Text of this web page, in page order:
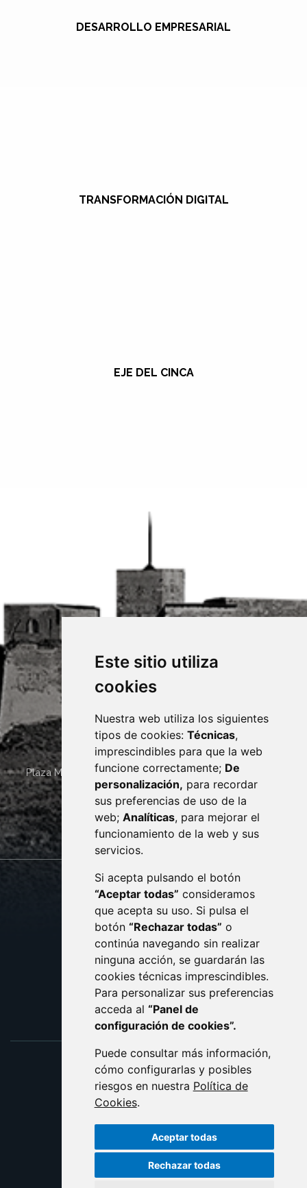
Este sitio utiliza
cookies
Nuestra web utiliza los siguientes
tipos de cookies: Técnicas,
imprescindibles para que la web
funcione correctamente; De
personalización, para recordar
sus preferencias de uso de la
web; Analíticas, para mejorar el
funcionamiento de la web y sus
servicios.
Si acepta pulsando el botón
“Aceptar todas” consideramos
que acepta su uso. Si pulsa el
botón “Rechazar todas” o
continúa navegando sin realizar
ninguna acción, se guardarán las
cookies técnicas imprescindibles.
Para personalizar sus preferencias
acceda al “Panel de
configuración de cookies”.
Puede consultar más información,
cómo configurarlas y posibles
riesgos en nuestra Política de
Cookies.
Aceptar todas
Rechazar todas
DESARROLLO EMPRESARIAL
TRANSFORMACIÓN DIGITAL
EJE DEL CINCA
Plaza Mayor 4 22400 MONZÓN - ARAGÓN (ESPAÑA)
· (34) 974 400 700 ·
sac@monzon.es
monzon.es
CONTACTO
AVISO LEGAL
PROTECCIÓN DE DATOS
POLÍTICA DE COOKIES
ACCESIBILIDAD
ENLACE EXTERNO AL